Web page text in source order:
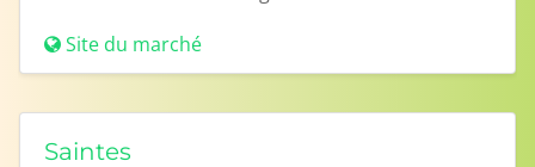
Site du marché
Saintes